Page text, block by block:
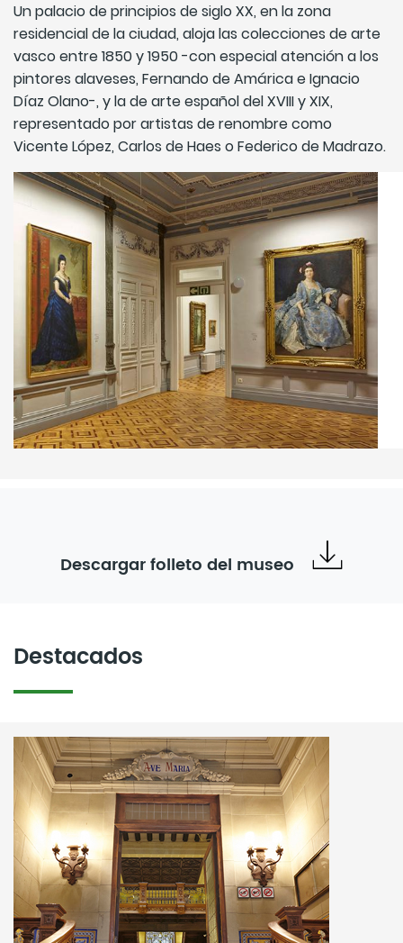
Un palacio de principios de siglo XX, en la zona
residencial de la ciudad, aloja las colecciones de arte
vasco entre 1850 y 1950 -con especial atención a los
pintores alaveses, Fernando de Amárica e Ignacio
Díaz Olano-, y la de arte español del XVIII y XIX,
representado por artistas de renombre como
Vicente López, Carlos de Haes o Federico de Madrazo.
Descargar folleto del museo
Destacados